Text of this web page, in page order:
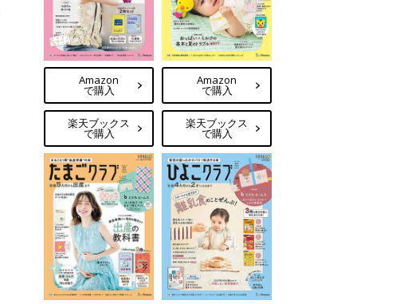
Amazon
で購入
楽天ブックス
で購入
Amazon
で購入
楽天ブックス
で購入